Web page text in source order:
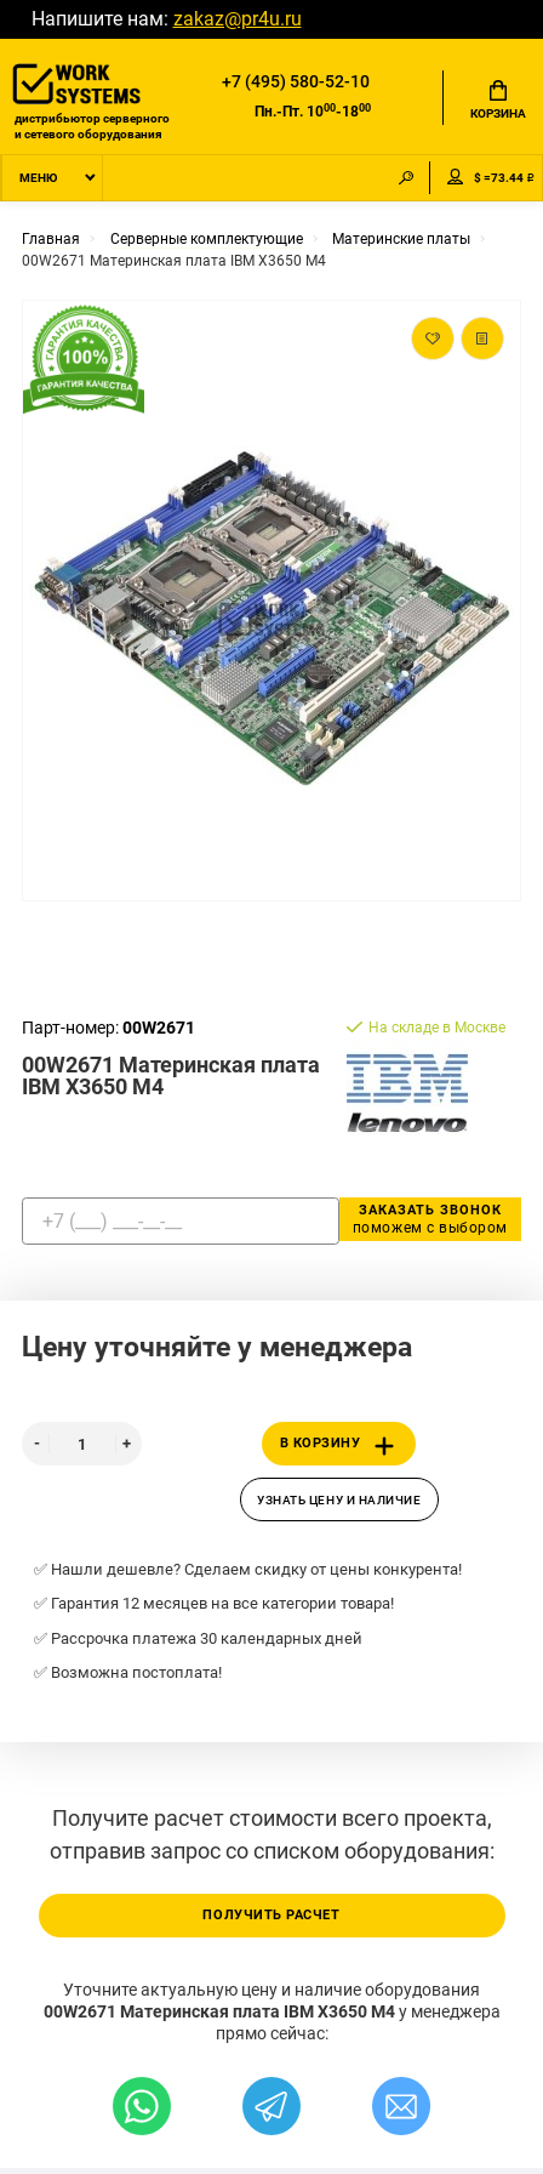
Напишите нам: zakaz@pr4u.ru
дистрибьютор серверного
и сетевого оборудования
+7 (495) 580-52-10
Пн.-Пт. 1000-1800 КОРЗИНА
МЕНЮ $ =73.44 ₽
Главная Серверные комплектующие
Материнские платы
00W2671 Материнская плата IBM X3650 M4
Парт-номер:00W2671
00W2671 Материнская плата
IBM X3650 M4
На складе в Москве
ЗАКАЗАТЬ ЗВОНОК
поможем с выбором
Цену уточняйте у менеджера
В КОРЗИНУ
УЗНАТЬ ЦЕНУ И НАЛИЧИЕ
✅ Нашли дешевле? Сделаем скидку от цены конкурента!
✅ Гарантия 12 месяцев на все категории товара!
✅ Рассрочка платежа 30 календарных дней
✅ Возможна постоплата!
Получите расчет стоимости всего проекта,
отправив запрос со списком оборудования:
ПОЛУЧИТЬ РАСЧЕТ
Уточните актуальную цену и наличие оборудования
00W2671 Материнская плата IBM X3650 M4у менеджера
прямо сейчас: